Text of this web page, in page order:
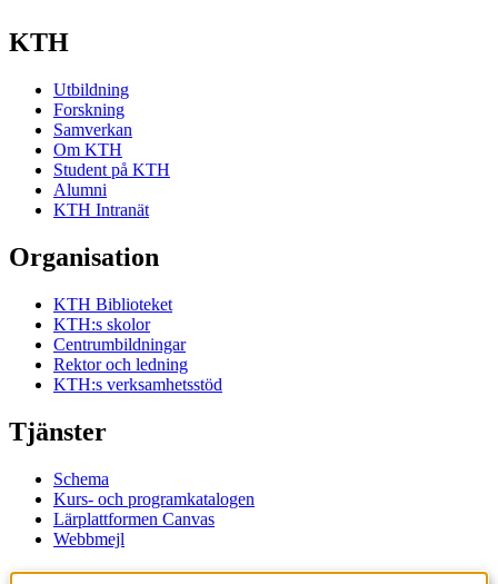
KTH
Utbildning
Forskning
Samverkan
Om KTH
Student på KTH
Alumni
KTH Intranät
Organisation
KTH Biblioteket
KTH:s skolor
Centrumbildningar
Rektor och ledning
KTH:s verksamhetsstöd
Tjänster
Schema
Kurs- och programkatalogen
Lärplattformen Canvas
Webbmejl